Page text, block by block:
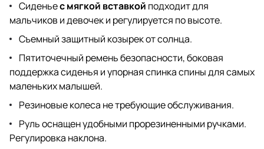
Сиденьес мягкой вставкой подходит для
мальчиков и девочек и регулируется по высоте.
Съемный защитный козырек от солнца.
Пятиточечный ремень безопасности, боковая
поддержка сиденья и упорная спинка спины для самых
маленьких малышей.
Резиновые колеса не требующие обслуживания.
Руль оснащен удобными прорезиненными ручками.
Регулировка наклона.